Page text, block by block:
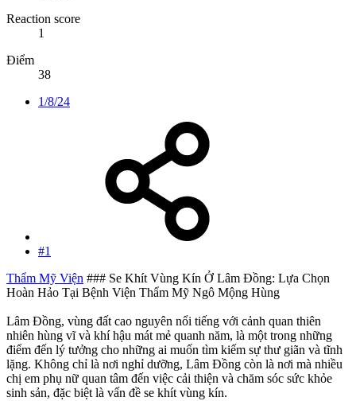
Reaction score
1
Điểm
38
1/8/24
#1
Thẩm Mỹ Viện ### Se Khít Vùng Kín Ở Lâm Đồng: Lựa Chọn
Hoàn Hảo Tại Bệnh Viện Thẩm Mỹ Ngô Mộng Hùng
Lâm Đồng, vùng đất cao nguyên nổi tiếng với cảnh quan thiên
nhiên hùng vĩ và khí hậu mát mẻ quanh năm, là một trong những
điểm đến lý tưởng cho những ai muốn tìm kiếm sự thư giãn và tĩnh
lặng. Không chỉ là nơi nghỉ dưỡng, Lâm Đồng còn là nơi mà nhiều
chị em phụ nữ quan tâm đến việc cải thiện và chăm sóc sức khỏe
sinh sản, đặc biệt là vấn đề se khít vùng kín.